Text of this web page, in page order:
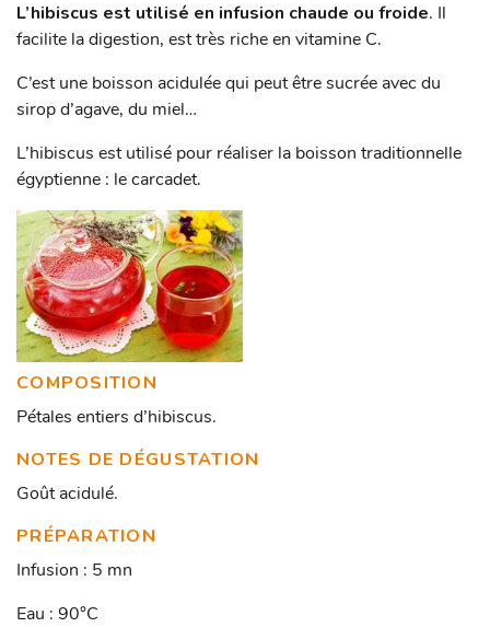
L’hibiscus est utilisé en infusion chaude ou froide. Il
facilite la digestion, est très riche en vitamine C.
C’est une boisson acidulée qui peut être sucrée avec du
sirop d’agave, du miel…
L’hibiscus est utilisé pour réaliser la boisson traditionnelle
égyptienne : le carcadet.
COMPOSITION
Pétales entiers d’hibiscus.
NOTES DE DÉGUSTATION
Goût acidulé.
PRÉPARATION
Infusion : 5 mn
Eau : 90°C